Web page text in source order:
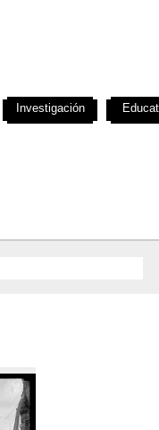
Investigación